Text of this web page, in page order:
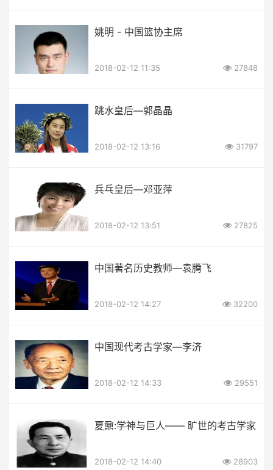
姚明 - 中国篮协主席
2018-02-12 11:35 27848
跳水皇后—郭晶晶
2018-02-12 13:16 31797
兵乓皇后—邓亚萍
2018-02-12 13:51 27825
中国著名历史教师—袁腾飞
2018-02-12 14:27 32200
中国现代考古学家—李济
2018-02-12 14:33 29551
夏鼐:学神与巨人—— 旷世的考古学家
2018-02-12 14:40 28903